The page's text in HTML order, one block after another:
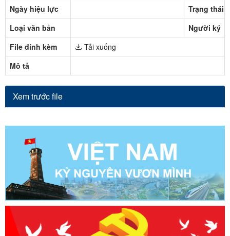
Ngày hiệu lực
Trạng thái
Loại văn bản
Người ký
File đính kèm
Tải xuống
Mô tả
Xem trước file